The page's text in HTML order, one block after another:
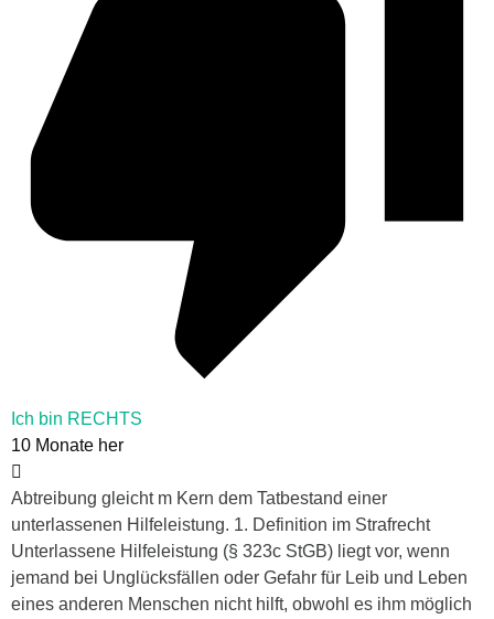
Ich bin RECHTS
10 Monate her
Abtreibung gleicht m Kern dem Tatbestand einer
unterlassenen Hilfeleistung. 1. Definition im Strafrecht
Unterlassene Hilfeleistung (§ 323c StGB) liegt vor, wenn
jemand bei Unglücksfällen oder Gefahr für Leib und Leben
eines anderen Menschen nicht hilft, obwohl es ihm möglich